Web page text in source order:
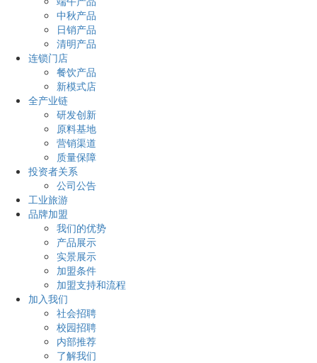
中秋产品
日销产品
清明产品
连锁门店
餐饮产品
新模式店
全产业链
研发创新
原料基地
营销渠道
质量保障
投资者关系
公司公告
工业旅游
品牌加盟
我们的优势
产品展示
实景展示
加盟条件
加盟支持和流程
加入我们
社会招聘
校园招聘
内部推荐
了解我们